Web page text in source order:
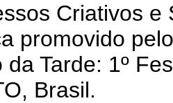
Criativos e
promovido
da Tarde: 1º
Brasil.